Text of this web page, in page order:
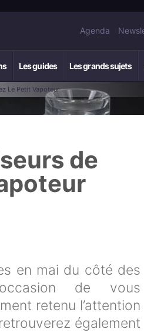
Agenda
Les guides Les grands sujets
Le Petit Vapoteur
de
en mai du côté des
de vous
retenu l’attention
également